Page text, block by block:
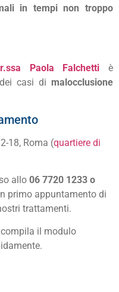
in tempi non troppo
Paola Falchetti è
casi di malocclusione
18, Roma (quartiere di
allo06 7720 1233 o
primo appuntamento di
trattamenti.
il modulo